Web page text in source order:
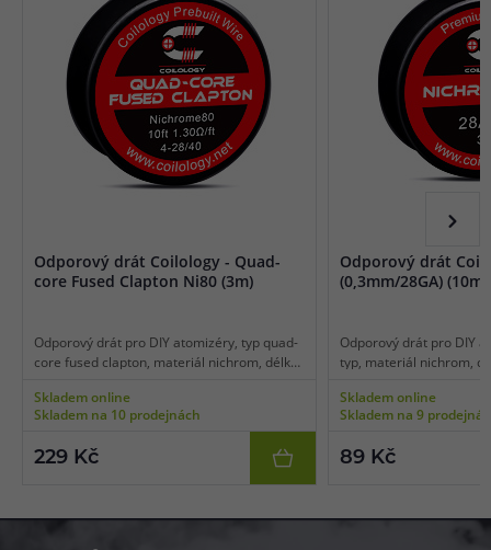
Odporový drát Coilology - Quad-
core Fused Clapton Ni80 (3m)
Odporový drát pro DIY atomizéry, typ quad-
core fused clapton, materiál nichrom, délka
0,08mm, balení 3 m.
Skladem online
Skladem na 10 prodejnách
229 Kč
Odporový drát
(0,3mm/28GA) (10m)
Odporový drát pro DIY
typ, materiál nichrom,
Skladem online
Skladem na 9
89 Kč